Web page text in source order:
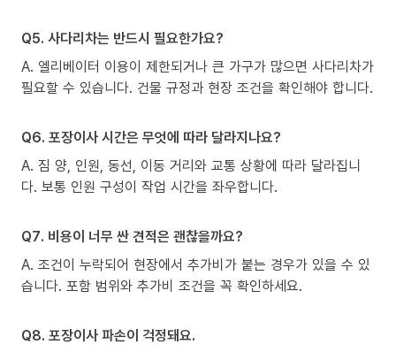
Q5. 사다리차는 반드시 필요한가요?
A. 엘리베이터 이용이 제한되거나 큰 가구가 많으면 사다리차가
필요할 수 있습니다. 건물 규정과 현장 조건을 확인해야 합니다.
Q6. 포장이사 시간은 무엇에 따라 달라지나요?
A. 짐 양, 인원, 동선, 이동 거리와 교통 상황에 따라 달라집니
다. 보통 인원 구성이 작업 시간을 좌우합니다.
Q7. 비용이 너무 싼 견적은 괜찮을까요?
A. 조건이 누락되어 현장에서 추가비가 붙는 경우가 있을 수 있
습니다. 포함 범위와 추가비 조건을 꼭 확인하세요.
Q8. 포장이사 파손이 걱정돼요.